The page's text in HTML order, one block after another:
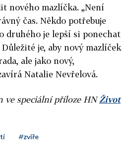
nového mazlíčka. „Není
čas. Někdo potřebuje
druhého je lepší si ponechat
je, aby nový mazlíček
ale jako nový,
Natalie Nevřelová.
ve speciální příloze HNŽivot
#zvíře